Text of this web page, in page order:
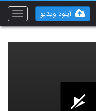
Toggle
آپلود ویدیو